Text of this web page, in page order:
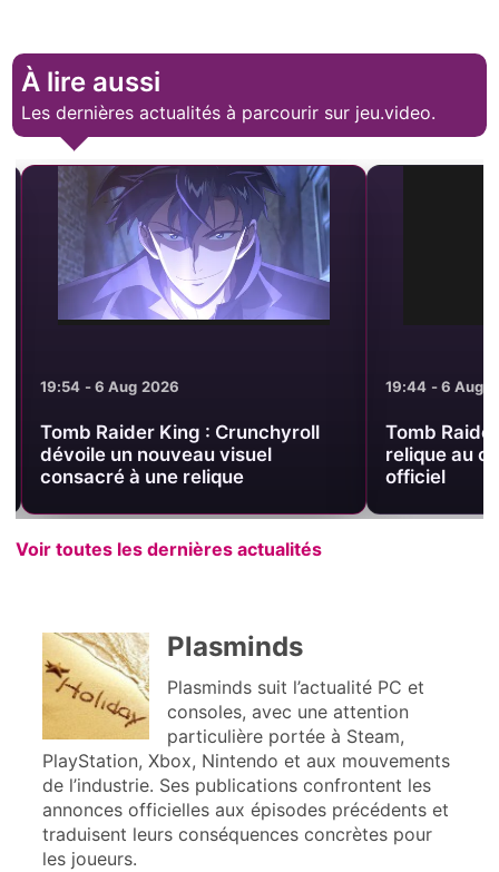
À lire aussi
Les dernières actualités à parcourir sur jeu.video.
19:54 - 6 Aug 2026
Tomb Raider King : Crunchyroll
dévoile un nouveau visuel
consacré à une relique
19:44 - 6 Aug
Tomb
relique au
officiel
Voir toutes les dernières actualités
Plasminds
Plasminds suit l’actualité PC et
consoles, avec une attention
particulière portée à Steam,
PlayStation, Xbox, Nintendo et aux mouvements
de l’industrie. Ses publications confrontent les
annonces officielles aux épisodes précédents et
traduisent leurs conséquences concrètes pour
les joueurs.